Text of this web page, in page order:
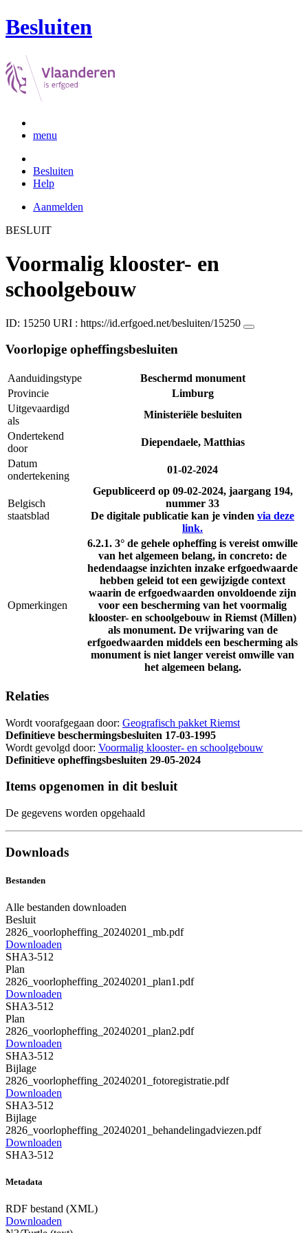
Besluiten
menu
Besluiten
Help
Aanmelden
BESLUIT
Voormalig klooster- en
schoolgebouw
ID: 15250 URI : https://id.erfgoed.net/besluiten/15250
Voorlopige opheffingsbesluiten
Aanduidingstype
Beschermd monument
Provincie
Limburg
Uitgevaardigd
als
Ministeriële besluiten
Ondertekend
door
Diependaele, Matthias
Datum
ondertekening
01-02-2024
Belgisch
staatsblad
Gepubliceerd op 09-02-2024, jaargang 194,
nummer 33
De digitale publicatie kan je vinden via deze
link.
Opmerkingen
6.2.1. 3° de gehele opheffing is vereist omwille
van het algemeen belang, in concreto: de
hedendaagse inzichten inzake erfgoedwaarde
hebben geleid tot een gewijzigde context
waarin de erfgoedwaarden onvoldoende zijn
voor een bescherming van het voormalig
klooster- en schoolgebouw in Riemst (Millen)
als monument. De vrijwaring van de
erfgoedwaarden middels een bescherming als
monument is niet langer vereist omwille van
het algemeen belang.
Relaties
Wordt voorafgegaan door: Geografisch pakket Riemst
Definitieve beschermingsbesluiten 17-03-1995
Wordt gevolgd door: Voormalig klooster- en schoolgebouw
Definitieve opheffingsbesluiten 29-05-2024
Items opgenomen in dit besluit
De gegevens worden opgehaald
Downloads
Bestanden
Alle bestanden downloaden
Besluit
2826_voorlopheffing_20240201_mb.pdf
Downloaden
SHA3-512
Plan
2826_voorlopheffing_20240201_plan1.pdf
Downloaden
SHA3-512
Plan
2826_voorlopheffing_20240201_plan2.pdf
Downloaden
SHA3-512
Bijlage
2826_voorlopheffing_20240201_fotoregistratie.pdf
Downloaden
SHA3-512
Bijlage
2826_voorlopheffing_20240201_behandelingadviezen.pdf
Downloaden
SHA3-512
Metadata
RDF bestand (XML)
Downloaden